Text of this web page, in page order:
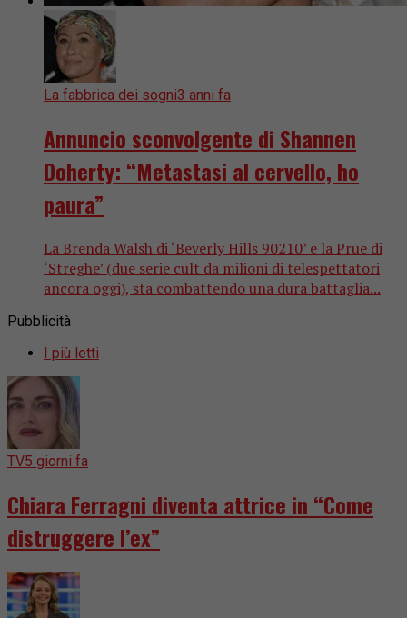
La fabbrica dei sogni3 anni fa
Annuncio sconvolgente di Shannen
Doherty: “Metastasi al cervello, ho
paura”
La Brenda Walsh di ‘Beverly Hills 90210’ e la Prue di
‘Streghe’ (due serie cult da milioni di telespettatori
ancora oggi), sta combattendo una dura battaglia...
Pubblicità
I più letti
TV5 giorni fa
Chiara Ferragni diventa attrice in “Come
distruggere l’ex”